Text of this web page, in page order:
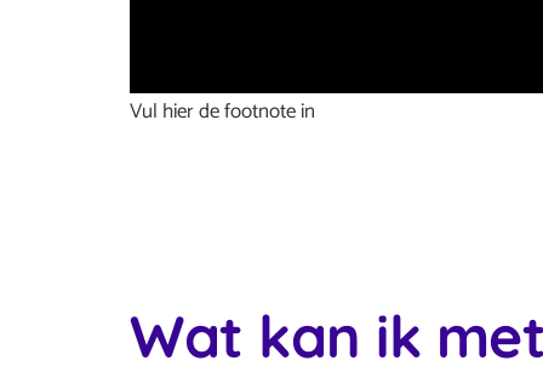
Vul hier de footnote in
Wat kan ik